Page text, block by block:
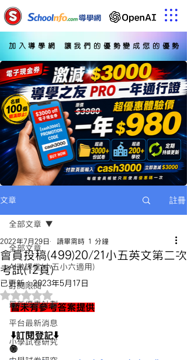
加入導學網 讓我們的優勢變成您的優勢
文章 註冊
全部文章
AI微課堂(小五小六適用)
訂閱限閱
最新優惠計劃
平台最新消息
小學試卷研究
全部文章
會員投稿(499)20/21小五英文第二次
考試(12頁)
2022年7月29日 讀畢需時 1 分鐘
已更新：2023年5月17日
評等為 NaN（最高為 5 顆星）。
暫未有參考答案提供
⬇️訂閱登記⬇️
🌐